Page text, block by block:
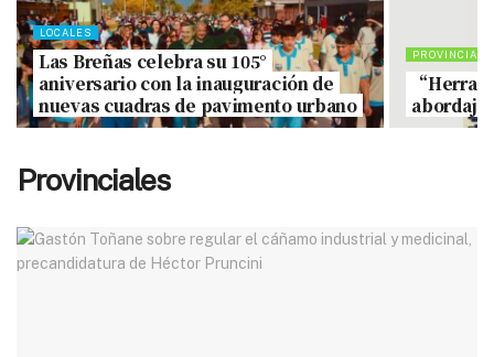
LOCALES
Las Breñas celebra su 105°
aniversario con la inauguración de
nuevas cuadras de pavimento urbano
Provinciales